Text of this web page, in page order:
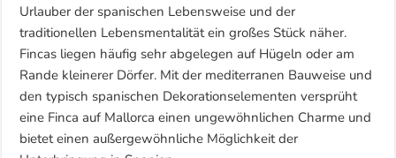
Urlauber der spanischen Lebensweise und der
traditionellen Lebensmentalität ein großes Stück näher.
Fincas liegen häufig sehr abgelegen auf Hügeln oder am
Rande kleinerer Dörfer. Mit der mediterranen Bauweise und
den typisch spanischen Dekorationselementen versprüht
eine Finca auf Mallorca einen ungewöhnlichen Charme und
bietet einen außergewöhnliche Möglichkeit der